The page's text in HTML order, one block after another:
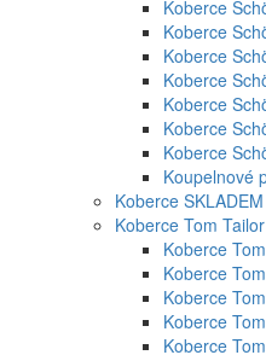
Koberce
Koberce
Koberce
Koberce
Koberce
Koberce
Koberce
Koupelnové
Koberce SKLADEM
Koberce Tom Tailor
Koberce
Koberce
Koberce
Koberce
Koberce